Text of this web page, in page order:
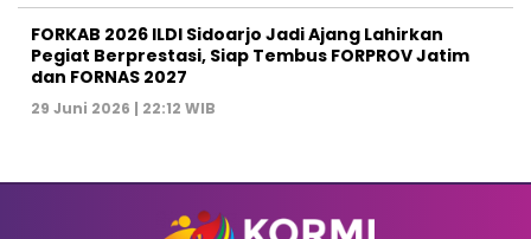
FORKAB 2026 ILDI Sidoarjo Jadi Ajang Lahirkan
Pegiat Berprestasi, Siap Tembus FORPROV Jatim
dan FORNAS 2027
29 Juni 2026 | 22:12 WIB